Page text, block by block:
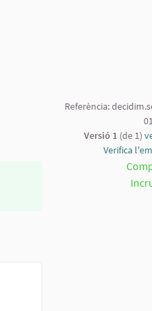
Referència:
Versió 1(de 1)
Verifica